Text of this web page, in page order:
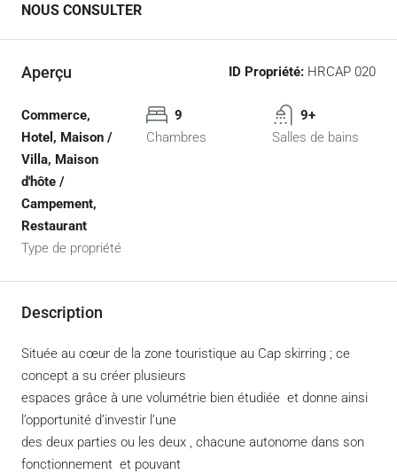
NOUS CONSULTER
Aperçu ID Propriété: HRCAP 020
Commerce,
Hotel, Maison /
Villa, Maison
d'hôte /
Campement,
Restaurant
Type de propriété
9
Chambres
9+
Salles de bains
Description
Située au cœur de la zone touristique au Cap skirring ; ce
concept a su créer plusieurs
espaces grâce à une volumétrie bien étudiée et donne ainsi
l’opportunité d’investir l’une
des deux parties ou les deux , chacune autonome dans son
fonctionnement et pouvant